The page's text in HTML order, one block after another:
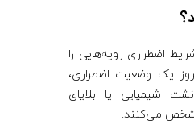
اضطراری رویه‌هایی را
یک وضعیت اضطراری،
شیمیایی یا بلایای
می‌کنند.